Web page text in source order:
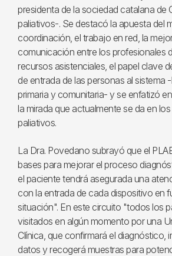
presidenta de la sociedad catalana de
paliativos-. Se destacó la apuesta del
coordinación, el trabajo en red, la
comunicación entre los profesionales
recursos asistenciales, el papel clave
de entrada de las personas al sistema
primaria y comunitaria- y se enfatizó
la mirada que actualmente se da en
paliativos.
La Dra. Povedano subrayó que el
bases para mejorar el proceso
el paciente tendrá asegurada una
con la entrada de cada dispositivo en
situación". En este circuito "todos los
visitados en algún momento por una
Clínica, que confirmará el diagnóstico,
datos y recogerá muestras para